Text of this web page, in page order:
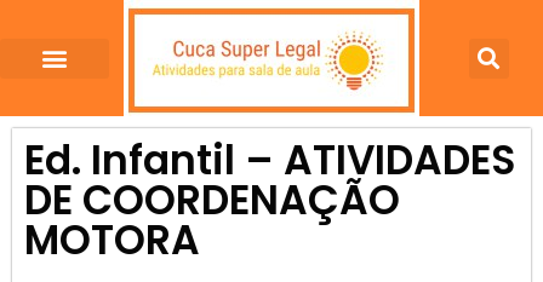
Ed. Infantil – ATIVIDADES
DE COORDENAÇÃO
MOTORA